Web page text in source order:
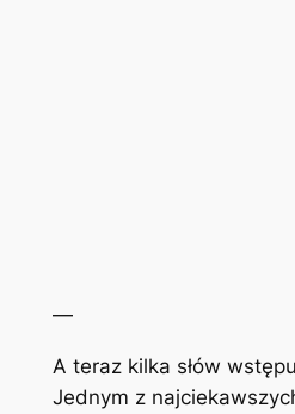
—
A teraz kilka słów
Jednym z